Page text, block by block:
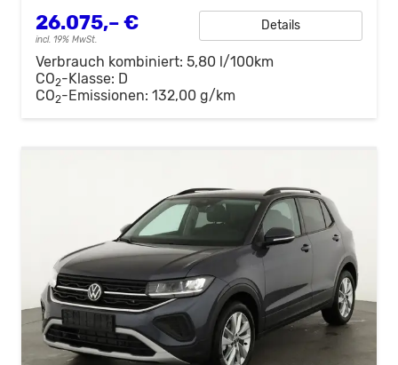
26.075,– €
incl. 19% MwSt.
Details
Verbrauch kombiniert: 5,80 l/100km
CO2-Klasse: D
CO2-Emissionen: 132,00 g/km